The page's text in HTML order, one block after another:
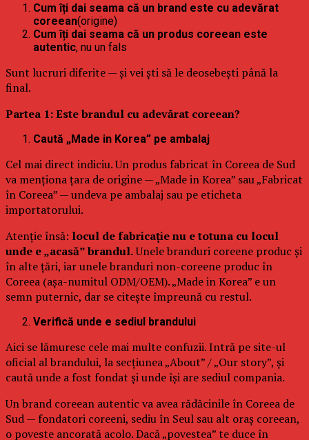
Cum îți dai seama că un brand este cu adevărat
coreean(origine)
Cum îți dai seama că un produs coreean este
autentic, nu un fals
Sunt lucruri diferite — și vei ști să le deosebești până la
final.
Partea 1: Este brandul cu adevărat coreean?
Caută „Made in Korea” pe ambalaj
Cel mai direct indiciu. Un produs fabricat în Coreea de Sud
va menționa țara de origine — „Made in Korea” sau „Fabricat
în Coreea” — undeva pe ambalaj sau pe eticheta
importatorului.
Atenție însă: locul de fabricație nu e totuna cu locul
unde e „acasă” brandul.Unele branduri coreene produc și
în alte țări, iar unele branduri non-coreene produc în
Coreea (așa-numitul ODM/OEM). „Made in Korea” e un
semn puternic, dar se citește împreună cu restul.
Verifică unde e sediul brandului
Aici se lămuresc cele mai multe confuzii. Intră pe site-ul
oficial al brandului, la secțiunea „About” / „Our story”, și
caută unde a fost fondat și unde își are sediul compania.
Un brand coreean autentic va avea rădăcinile în Coreea de
Sud — fondatori coreeni, sediu în Seul sau alt oraș coreean,
o poveste ancorată acolo. Dacă „povestea” te duce în